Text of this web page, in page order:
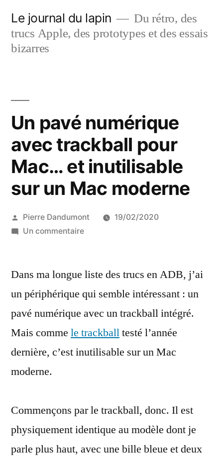
contenu
Le journal du lapin
Du rétro, des
trucs Apple, des prototypes et des essais
bizarres
Un pavé numérique
avec trackball pour
Mac… et inutilisable
sur un Mac moderne
Publié
par
Pierre Dandumont
19/02/2020
Un commentairesur
numérique
trackball
pour
Mac…
inutilisable
moderne
Dans ma longue liste des trucs en ADB, j’ai
un périphérique qui semble intéressant : un
pavé numérique avec un trackball intégré.
Mais comme le trackballtesté l’année
dernière, c’est inutilisable sur un Mac
moderne.
Commençons par le trackball, donc. Il est
physiquement identique au modèle dont je
parle plus haut, avec une bille bleue et deux